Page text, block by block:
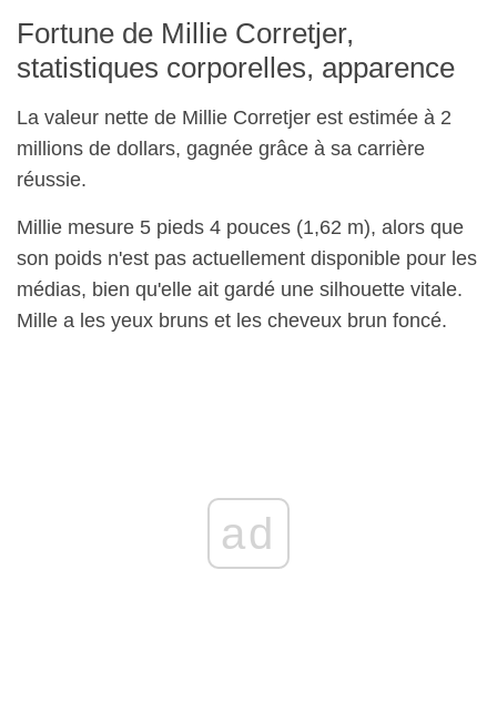
Fortune de Millie Corretjer,
statistiques corporelles, apparence
La valeur nette de Millie Corretjer est estimée à 2
millions de dollars, gagnée grâce à sa carrière
réussie.
Millie mesure 5 pieds 4 pouces (1,62 m), alors que
son poids n'est pas actuellement disponible pour les
médias, bien qu'elle ait gardé une silhouette vitale.
Mille a les yeux bruns et les cheveux brun foncé.
ad